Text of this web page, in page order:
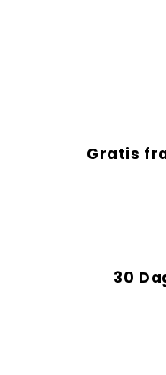
leveranstiden är
Gratis
30